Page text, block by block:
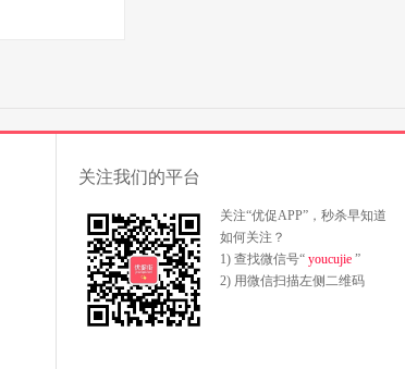
关注我们的平台
关注“优促APP”，秒杀早知道
如何关注？
1) 查找微信号“ youcujie ”
2) 用微信扫描左侧二维码